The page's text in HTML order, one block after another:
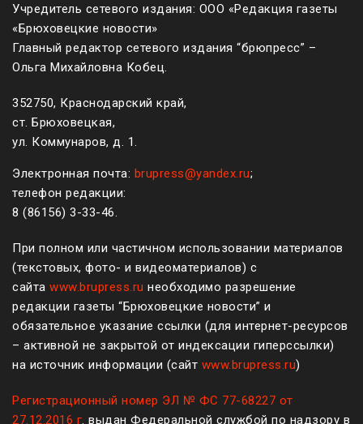
Учредитель сетевого издания: ООО «Редакция газеты
«Брюховецкие новости»
Главный редактор сетевого издания “брюпресс” –
Ольга Михайловна Кобец.
352750, Краснодарский край,
ст. Брюховецкая,
ул. Коммунаров, д. 1.
Электронная почта: brupress@yandex.ru;
телефон редакции:
8 (861 56) 3-33-46.
При полном или частичном использовании материалов
(текстовых, фото- и видеоматериалов) с
сайта www.brupress.ru необходимо разрешение
редакции газеты “Брюховецкие новости” и
обязательное указание ссылки (для интернет-ресурсов
– активной не закрытой от индексации гиперссылки)
на источник информации (сайт www.brupress.ru)
Регистрационный номер ЭЛ № ФС 77-68227 от
27.12.2016 г. выдан Федеральной службой по надзору в